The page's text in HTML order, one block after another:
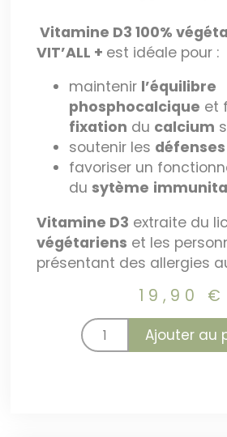
Vitamine D3 100%
VIT’ALL + est idéale pour :
maintenir l’équilibre
phosphocalcique et
fixation du calcium
soutenir les
favoriser un
du sytème
Vitamine D3 extraite du
végétariens et les
présentant des allergies
19,90 €
Ajouter au